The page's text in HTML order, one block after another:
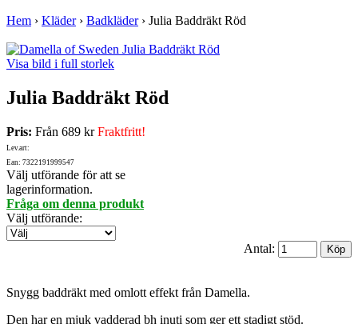
Hem › Kläder› Badkläder› Julia Baddräkt Röd
Visa bild i full storlek
Julia Baddräkt Röd
Pris: Från 689 krFraktfritt!
Lev.art:
Ean: 7322191999547
Välj utförande för att se
lagerinformation.
Fråga om denna produkt
Välj utförande:
Antal:
Snygg baddräkt med omlott effekt från Damella.
Den har en mjuk vadderad bh inuti som ger ett stadigt stöd.